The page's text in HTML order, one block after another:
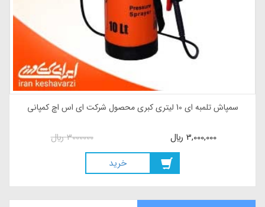
سمپاش تلمبه ای 10 لیتری کبری محصول شرکت ای اس اچ کمپانی
3000000ريال 3,000,000 ريال
خريد